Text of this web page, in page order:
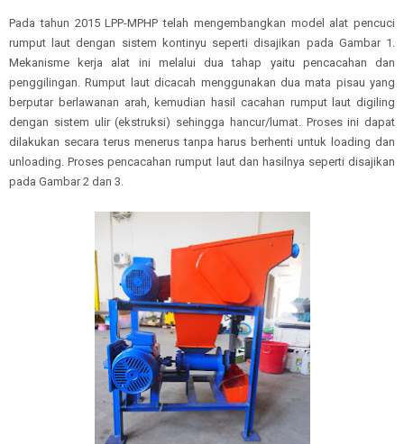
Pada tahun 2015 LPP-MPHP telah mengembangkan model alat pencuci
rumput laut dengan sistem kontinyu seperti disajikan pada Gambar 1.
Mekanisme kerja alat ini melalui dua tahap yaitu pencacahan dan
penggilingan. Rumput laut dicacah menggunakan dua mata pisau yang
berputar berlawanan arah, kemudian hasil cacahan rumput laut digiling
dengan sistem ulir (ekstruksi) sehingga hancur/lumat. Proses ini dapat
dilakukan secara terus menerus tanpa harus berhenti untuk loading dan
unloading. Proses pencacahan rumput laut dan hasilnya seperti disajikan
pada Gambar 2 dan 3.